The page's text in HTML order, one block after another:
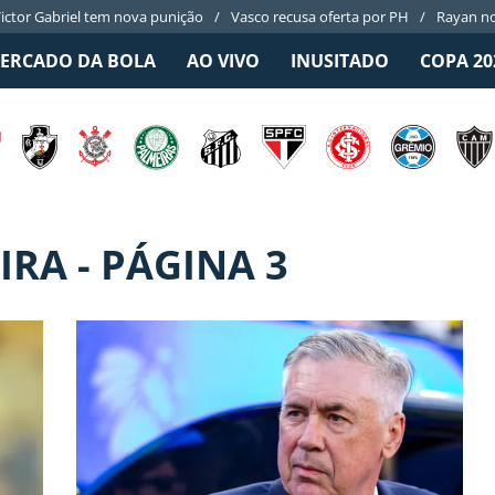
Gabriel tem nova punição Vasco recusa oferta por PH Rayan
DA BOLA AO VIVO INUSITADO COPA
- PÁGINA 3